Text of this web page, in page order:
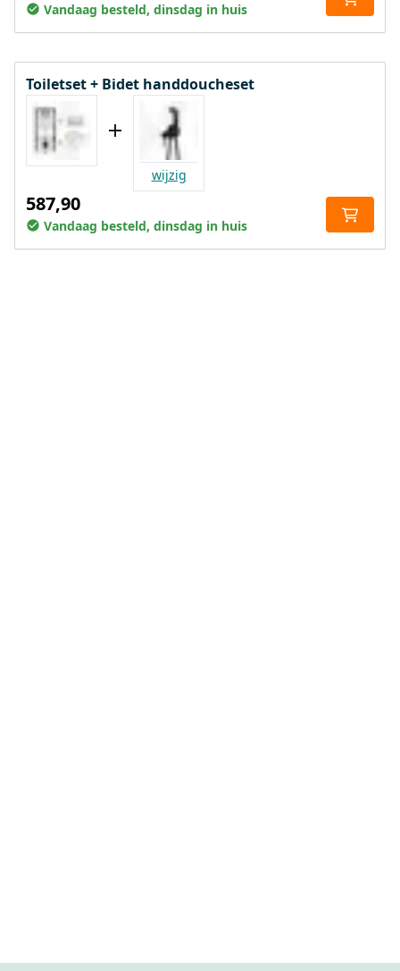
Vandaag besteld, dinsdag in huis
Toiletset + Bidet handdoucheset
wijzig
587,90
Vandaag besteld, dinsdag in huis